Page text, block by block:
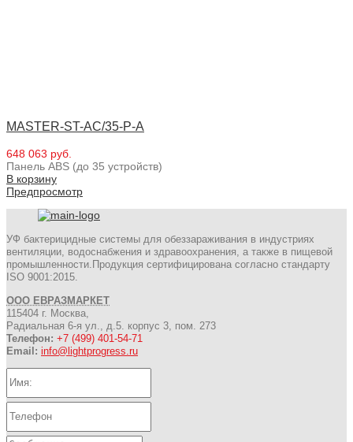
MASTER-ST-AC/35-P-A
648 063 руб.
Панель ABS (до 35 устройств)
В корзину
Предпросмотр
УФ бактерицидные системы для обеззараживания в индустриях
вентиляции, водоснабжения и здравоохранения, а также в пищевой
промышленности.Продукция сертифицирована согласно стандарту
ISO 9001:2015.
ООО ЕВРАЗМАРКЕТ
115404 г. Москва,
Радиальная 6-я ул., д.5. корпус 3, пом. 273
Телефон: +7 (499) 401-54-71
Email: info@lightprogress.ru